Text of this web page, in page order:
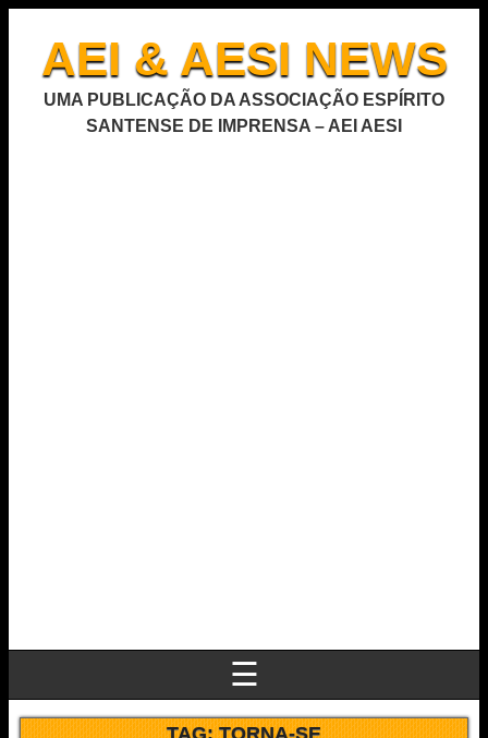
AEI & AESI NEWS
UMA PUBLICAÇÃO DA ASSOCIAÇÃO ESPÍRITO
SANTENSE DE IMPRENSA – AEI AESI
☰
TAG:TORNA-SE